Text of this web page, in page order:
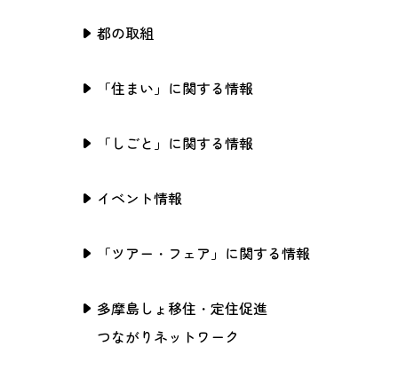
都の取組
「住まい」に関する情報
「しごと」に関する情報
イベント情報
「ツアー・フェア」に関する情報
多摩島しょ移住・定住促進
つながりネットワーク